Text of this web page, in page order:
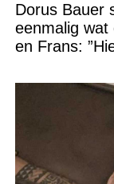
Dorus Bauer
eenmalig
en Frans: